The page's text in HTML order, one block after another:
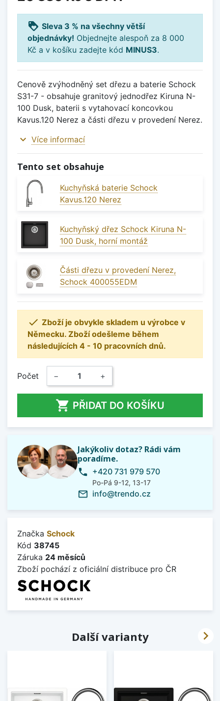
loyalty Sleva 3 % na všechny větší
objednávky! Objednejte alespoň za 8 000
Kč a v košíku zadejte kód MINUS3.
Cenově zvýhodněný set dřezu a baterie Schock
S31-7 - obsahuje granitový jednodřez Kiruna N-
100 Dusk, baterii s vytahovací koncovkou
Kavus.120 Nerez a části dřezu v provedení Nerez.
expand_more Více informací
Tento set obsahuje
Kuchyňská baterie Schock
Kavus.120 Nerez
Kuchyňský dřez Schock Kiruna N-
100 Dusk, horní montáž
Části dřezu v provedení Nerez,
Schock 400055EDM
 Zboží je obvykle skladem u výrobce v
Německu. Zboží odešleme během
následujících 4 - 10 pracovních dnů.
Počet − +
 PŘIDAT DO KOŠÍKU
Jakýkoliv dotaz? Rádi vám
poradíme.
phone +420 731 979 570
Po-Pá 9-12, 13-17
mail_outline info@trendo.cz
Značka Schock
Kód 38745
Záruka 24 měsíců
Zboží pochází z oficiální distribuce pro ČR
Další varianty 